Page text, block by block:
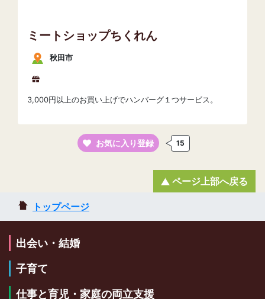
ミートショップちくれん
秋田市
3,000円以上のお買い上げでハンバーグ１つサービス。
お気に入り登録 15
トップページ
ページ上部へ戻る
出会い・結婚
子育て
仕事と育児・家庭の両立支援